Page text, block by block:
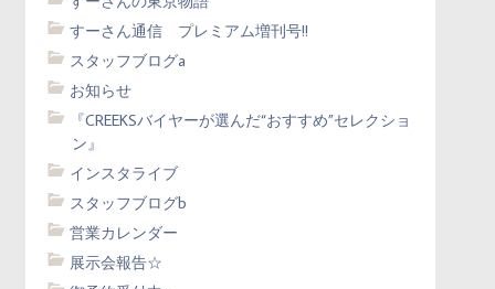
すーさん通信 プレミアム増刊号!!
スタッフブログa
お知らせ
『CREEKSバイヤーが選んだ“おすすめ”セレクショ
ン』
インスタライブ
スタッフブログb
営業カレンダー
展示会報告☆